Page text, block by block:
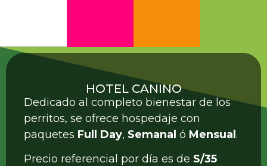
HOTEL CANINO
Dedicado al completo bienestar de los
perritos, se ofrece hospedaje con
paquetes Full Day, Semanal ó Mensual.
Precio referencial por día es de S/35